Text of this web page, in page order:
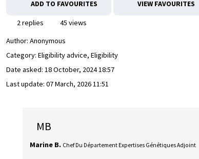
ADD TO FAVOURITES VIEW FAVOURITES
2 replies
45 views
Author: Anonymous
Category: Eligibility advice, Eligibility
Date asked: 18 October, 2024 18:57
Last update: 07 March, 2026 11:51
MB
Marine B. Chef Du Département Expertises Génétiques Adjoint